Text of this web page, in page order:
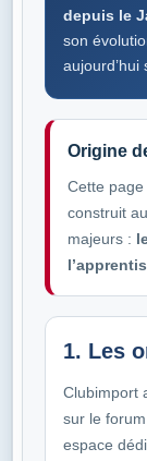
depuis le
son
aujourd’hui
Origine
Cette page
construit
majeurs :
1. Les
Clubimport
sur le
espace